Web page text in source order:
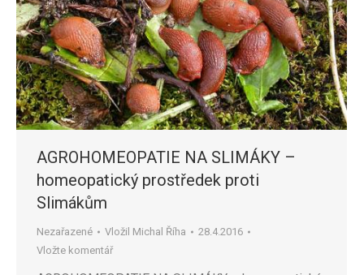
AGROHOMEOPATIE NA SLIMÁKY –
homeopatický prostředek proti
Slimákům
Nezařazené Vložil Michal Říha
28.4.2016
Vložte komentář